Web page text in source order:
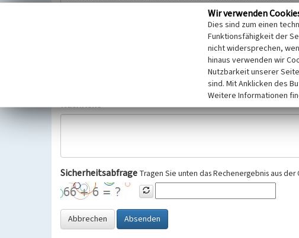
Wir bitten Sie um freiwillige Angabe Ihres Namens und Ihrer E-Mail-
Selbstverständlich werden diese entsprechend der Vorschriften des
Datenschutzgrundverordnung (EU-DSGVO) vertraulich behandelt,
Nachricht
Sicherheitsabfrage Tragen Sie unten das Rechenergebnis aus der
Abbrechen Absenden
Wir verwenden
Dies sind zum einen
Funktionsfähigkeit der
nicht widersprechen,
hinaus verwenden wir
Nutzbarkeit unserer
sind. Mit Anklicken des
Weitere Informationen